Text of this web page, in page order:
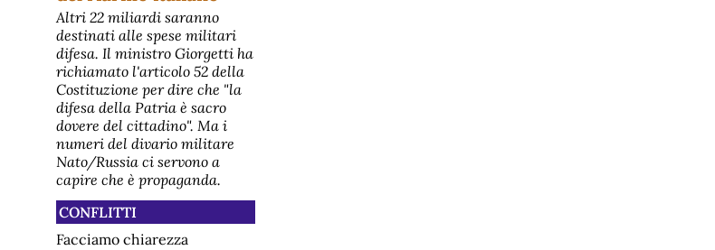
riceverebbe se decidesse di usarli.
È quanto emerge da una nuova
analisi dell’Osservatorio Mil€x, che
monitora le spese militari. Nei giorni
scorsi, il governo ha "p
[disarmo] Intelligenza
Artificiale e armi nucleari:
dichiarazione di Premi Nobel e
scienziati riuniti a Roma
Dichiarazione dell’Assemblea
Globale dei Premi Nobel – Borgo
Laudato Si', Vaticano, luglio 2026
L’evento di rilievo per il movimento
per la pace e il disarmo è
l’adozione, in Vaticano, di un
appello solenne da parte di premi
Altri 22 miliardi saranno
destinati alle spese militari
difesa. Il ministro Giorgetti ha
richiamato l'articolo 52 della
Costituzione per dire che "la
difesa della Patria è sacro
dovere del cittadino". Ma i
numeri del divario militare
Nato/Russia ci servono a
capire che è propaganda.
CONFLITTI
Facciamo chiarezza